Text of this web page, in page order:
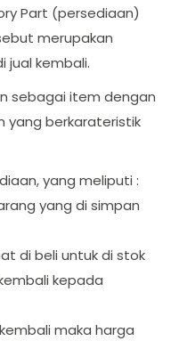
Part (persediaan)
merupakan
jual kembali.
sebagai item dengan
yang berkarateristik
yang meliputi :
yang di simpan
di beli untuk di stok
kepada
maka harga